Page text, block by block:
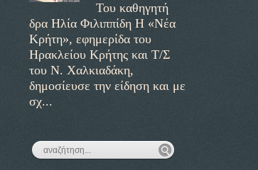
Του καθηγητή
δρα Ηλία Φιλιππίδη Η «Νέα
Κρήτη», εφημερίδα του
Ηρακλείου Κρήτης και Τ/Σ
του Ν. Χαλκιαδάκη,
δημοσίευσε την είδηση και με
σχ...